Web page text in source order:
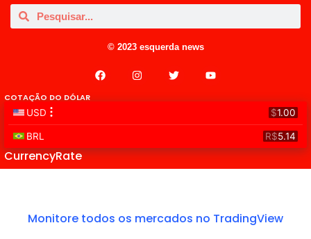
© 2023 esquerda news
COTAÇÃO DO DÓLAR
CurrencyRate
Monitore todos os mercados no TradingView